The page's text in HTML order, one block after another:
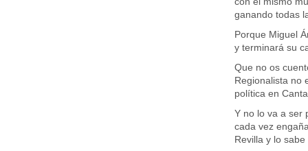
ganando todas
Porque Miguel
y terminará su
Que no os
Regionalista no
política en
Y no lo va a ser
cada vez
Revilla y lo sabe